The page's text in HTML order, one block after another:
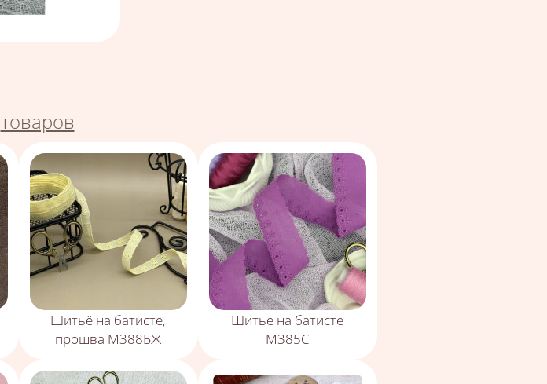
товаров
Шитьё на батисте,
прошва М388БЖ
Шитье на батисте
М385С